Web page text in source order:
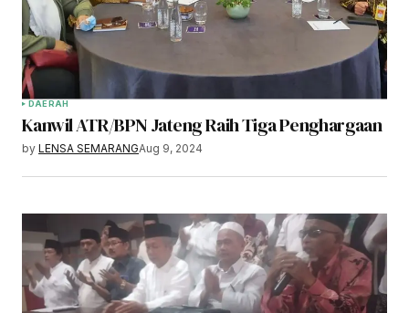
DAERAH
Kanwil ATR/BPN Jateng Raih Tiga Penghargaan
by LENSA SEMARANGAug 9, 2024